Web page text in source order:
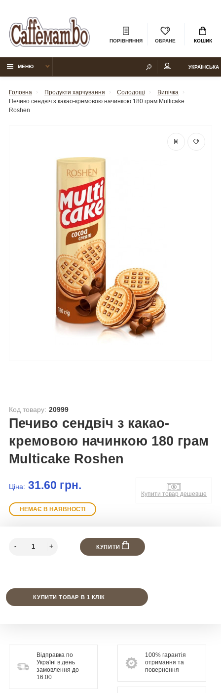
ПОРІВНЯННЯ ОБРАНЕ КОШИК
МЕНЮ УКРАЇНСЬКА
Головна Продукти харчування Солодощі
Випічка
Печиво сендвіч з какао-кремовою начинкою 180 грам Multicake
Roshen
Код товару: 20999
Печиво сендвіч з какао-
кремовою начинкою 180 грам
Multicake Roshen
Ціна: 31.60 грн.
Купити товар дешевше
НЕМАЄ В НАЯВНОСТІ
КУПИТИ
КУПИТИ ТОВАР В 1 КЛІК
Відправка по
Україні в день
замовлення до
16:00
100% гарантія
отримання та
повернення